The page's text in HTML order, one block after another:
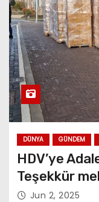
DÜNYA GÜNDEM
HDV’ye
Teşekkür
Jun 2, 2025